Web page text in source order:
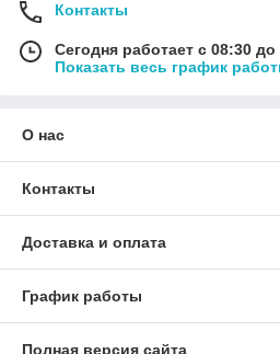
Контакты
Сегодня работает с 08:30 до
Показать весь график
О нас
Контакты
Доставка и оплата
График работы
Полная версия сайта